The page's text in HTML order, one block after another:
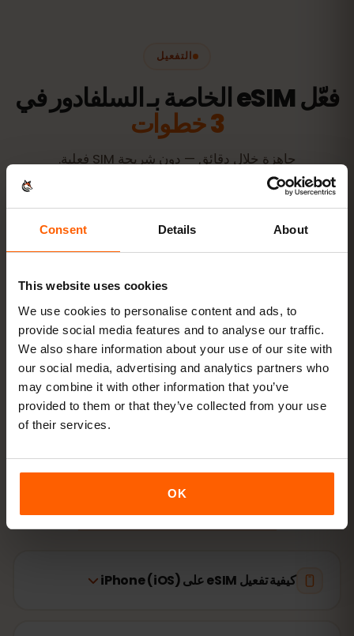
Consent Details About
This website uses cookies
We use cookies to personalise content and ads, to
provide social media features and to analyse our traffic.
We also share information about your use of our site with
our social media, advertising and analytics partners who
may combine it with other information that you’ve
provided to them or that they’ve collected from your use
of their services.
OK
التفعيل
فعّل eSIM الخاصة بـ السلفادور في
3 خطوات
جاهزة خلال دقائق — دون شريحة SIM فعلية.
ثبّت eSIM امسح رمز QR في المنزل عبر الواي‑فاي
اتصل بالإنترنتفعّل تجوال البيانات في السلفادور
هل جهازك يدعم eSIM؟ تحقّق من التوافق
كيفية تفعيل eSIM على iPhone (iOS)